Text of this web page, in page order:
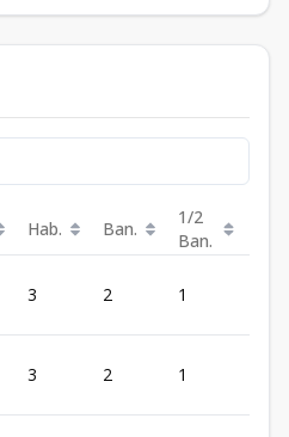
Hab. Ban.
1/2
Ban.
3 2 1
3 2 1